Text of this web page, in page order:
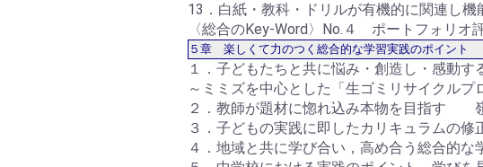
13．白紙・教科・ドリルが有機的に関連し
〈総合のKey-Word〉No.４ ポートフォリオ
５章 楽しくて力のつく総合的な学習実践のポイント
１．子どもたちと共に悩み・創造し・感動す
～ミミズを中心とした「生ゴミリサイクル
２．教師が題材に惚れ込み本物を目指す
３．子どもの実践に即したカリキュラムの
４．地域と共に学び合い，高め合う総合的